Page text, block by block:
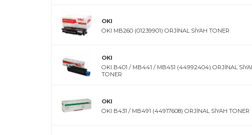
OKI
OKI MB260 (01239901) ORJİNAL SİYAH TONER
OKI
OKI B401 / MB441 / MB451 (44992404) ORJİNAL
TONER
OKI
OKI B431 / MB491 (44917608) ORJİNAL SİYAH TONER